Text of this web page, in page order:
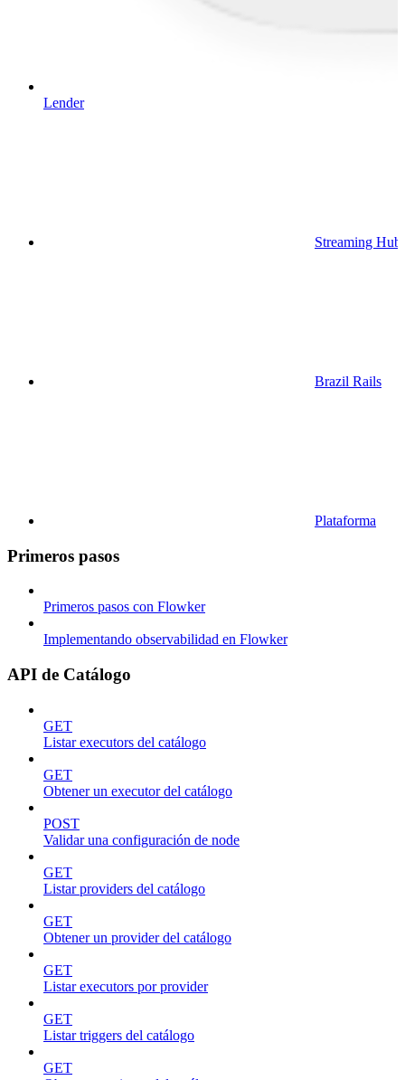
Lender
Streaming Hub
Brazil Rails
Plataforma
Primeros pasos
Primeros pasos con Flowker
Implementando observabilidad en Flowker
API de Catálogo
GET
Listar executors del catálogo
GET
Obtener un executor del catálogo
POST
Validar una configuración de node
GET
Listar providers del catálogo
GET
Obtener un provider del catálogo
GET
Listar executors por provider
GET
Listar triggers del catálogo
GET